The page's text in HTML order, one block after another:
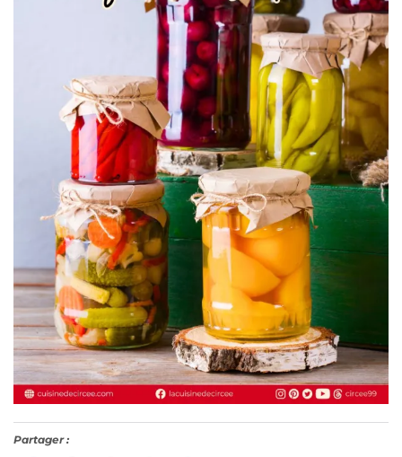
Partager :